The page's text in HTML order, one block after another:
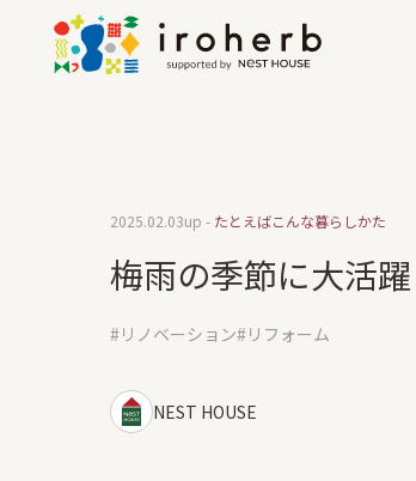
梅雨の季節に大活
2025.02.03up - たとえばこんな暮らしかた
リノベーション リフォーム
NEST HOUSE